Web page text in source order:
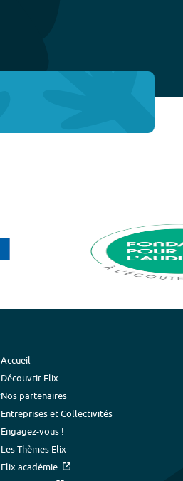
Accueil
Découvrir Elix
Nos partenaires
Entreprises et Collectivités
Engagez-vous !
Les Thèmes Elix
Elix académie